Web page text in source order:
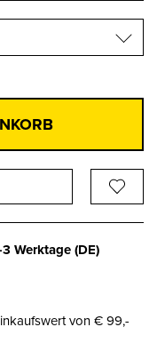
3 Werktage(DE)
von € 99,-